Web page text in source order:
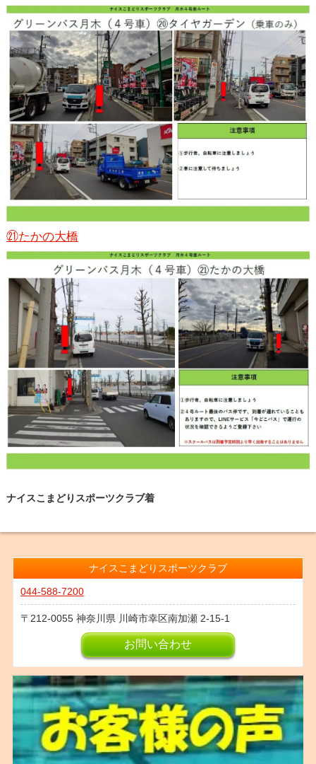
㉑たかの大橋
ナイスこまどりスポーツクラブ着
ナイスこまどりスポーツクラブ
044-588-7200
212-0055 神奈川県 川崎市幸区南加瀬 2-15-1
お問い合わせ